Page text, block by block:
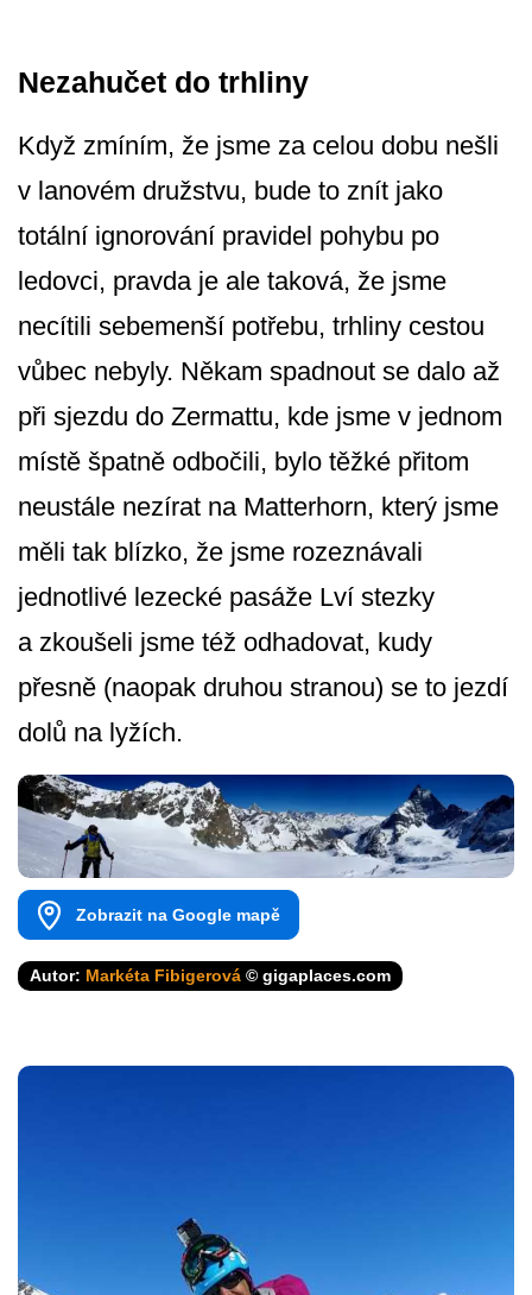
Nezahučet do trhliny
Když zmíním, že jsme za celou dobu nešli
v lanovém družstvu, bude to znít jako
totální ignorování pravidel pohybu po
ledovci, pravda je ale taková, že jsme
necítili sebemenší potřebu, trhliny cestou
vůbec nebyly. Někam spadnout se dalo až
při sjezdu do Zermattu, kde jsme v jednom
místě špatně odbočili, bylo těžké přitom
neustále nezírat na Matterhorn, který jsme
měli tak blízko, že jsme rozeznávali
jednotlivé lezecké pasáže Lví stezky
a zkoušeli jsme též odhadovat, kudy
přesně (naopak druhou stranou) se to jezdí
dolů na lyžích.
Zobrazit na Google mapě
Autor: Markéta Fibigerová © gigaplaces.com